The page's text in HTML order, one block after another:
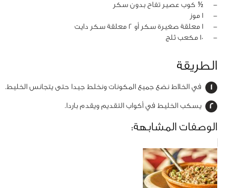
‏-
½ كوب عصير تفاح بدون سكر
‏-
1 موز
‏-
1 معلقة صغيرة سكر أو 2 معلقة سكر دايت
‏-
10 مكعب ثلج
الطريقة
في الخلاط نضع جميع المكونات ونخلط جيدا حتى يتجانس الخليط.
يسكب الخليط في أكواب التقديم ويقدم باردا.
الوصفات المشابهة: